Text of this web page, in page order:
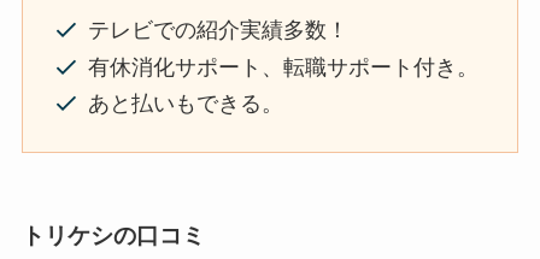
テレビでの紹介実績多数！
有休消化サポート、転職サポート付き。
あと払いもできる。
トリケシの口コミ